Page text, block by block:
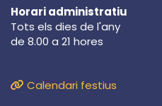
Horari administratiu
Tots els dies de l'any
de 8.00 a 21 hores
Calendari festius